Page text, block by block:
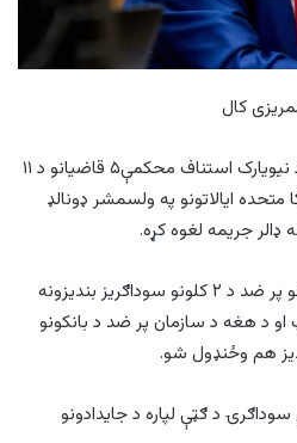
د بهرنیو رسنیو د خبر له مخې؛ د نیویارک استناف محکمې۵ قاضیانو د ۱۱
ایالاتونو په ولسمشر ډونالډ
محکمې د ټرمپ او د هغه د زامنو پر ضد د ۲ کلونو سوداګریز بندیزونه
د هغه د سازمان پر ضد د بانکونو
د ګټې لپاره د جایدادونو